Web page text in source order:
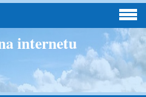
internetu